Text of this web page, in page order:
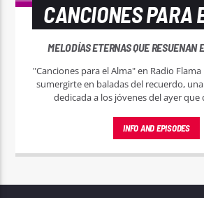
CANCIONES PARA
MELODÍAS ETERNAS QUE RESUENAN
"Canciones para el Alma" en Radio
sumergirte en baladas del recuerdo,
dedicada a los jóvenes del ayer que
su juventud.
INFO AND EPISODES